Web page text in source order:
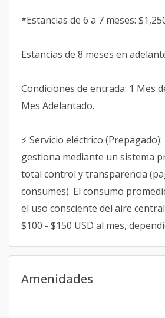
*Estancias de 6 a 7 meses:
Estancias de 8 meses en
Condiciones de entrada: 1 Mes
Mes Adelantado.
⚡ Servicio eléctrico (Prepagado):
gestiona mediante un sistema
total control y transparencia
consumes). El consumo
el uso consciente del aire
$100 - $150 USD al mes,
Amenidades